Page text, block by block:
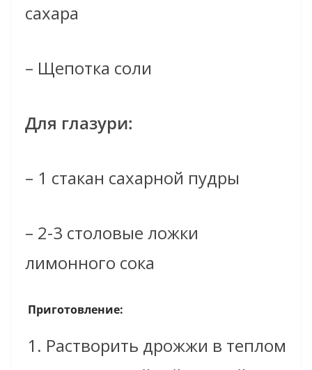
сахара
– Щепотка соли
Для глазури:
– 1 стакан сахарной пудры
– 2-3 столовые ложки
лимонного сока
Приготовление:
Растворить дрожжи в теплом